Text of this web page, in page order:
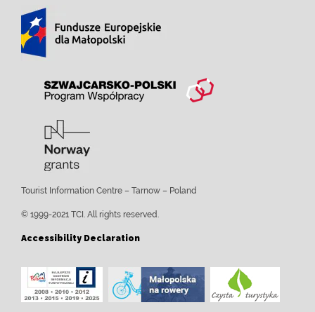
Tourist Information Centre – Tarnow – Poland
© 1999-2021 TCI. All rights reserved.
Accessibility Declaration